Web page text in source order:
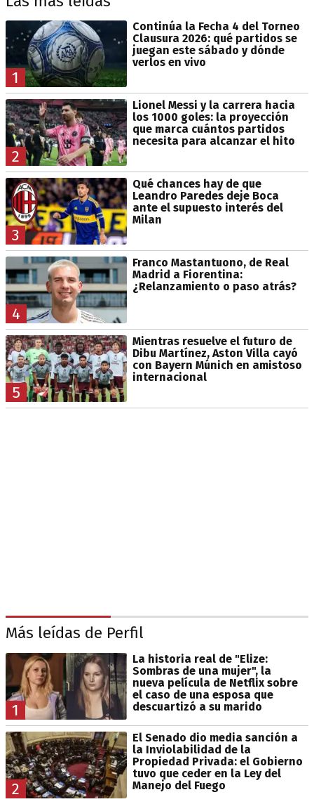
1
Continúa la Fecha 4 del Torneo
Clausura 2026: qué partidos se
juegan este sábado y dónde
verlos en vivo
2
Lionel Messi y la carrera hacia
los 1000 goles: la proyección
que marca cuántos partidos
necesita para alcanzar el hito
3
Qué chances hay de que
Leandro Paredes deje Boca
ante el supuesto interés del
Milan
4
Franco Mastantuono, de Real
Madrid a Fiorentina:
¿Relanzamiento o paso atrás?
5
Mientras resuelve el futuro de
Dibu Martínez, Aston Villa cayó
con Bayern Múnich en amistoso
internacional
Más leídas de Perfil
1
La historia real de "Elize:
Sombras de una mujer", la
nueva película de Netflix sobre
el caso de una esposa que
descuartizó a su marido
2
El Senado dio media sanción a
la Inviolabilidad de la
Propiedad Privada: el Gobierno
tuvo que ceder en la Ley del
Manejo del Fuego